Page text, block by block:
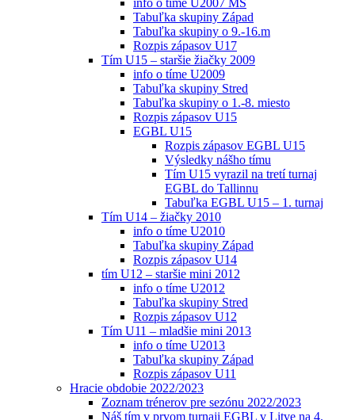
Tabuľka skupiny Západ
Tabuľka skupiny o 9.-16.m
Rozpis zápasov U17
Tím U15 – staršie žiačky 2009
info o tíme U2009
Tabuľka skupiny Stred
Tabuľka skupiny o 1.-8. miesto
Rozpis zápasov U15
EGBL U15
Rozpis zápasov EGBL U15
Výsledky nášho tímu
Tím U15 vyrazil na tretí turnaj
EGBL do Tallinnu
Tabuľka EGBL U15 – 1. turnaj
Tím U14 – žiačky 2010
info o tíme U2010
Tabuľka skupiny Západ
Rozpis zápasov U14
tím U12 – staršie mini 2012
info o tíme U2012
Tabuľka skupiny Stred
Rozpis zápasov U12
Tím U11 – mladšie mini 2013
info o tíme U2013
Tabuľka skupiny Západ
Rozpis zápasov U11
Hracie obdobie 2022/2023
Zoznam trénerov pre sezónu 2022/2023
Náš tím v prvom turnaji EGBL v Litve na 4.